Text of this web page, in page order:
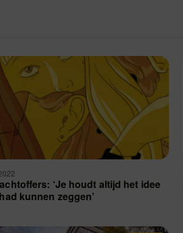
‘Je houdt altijd het idee
kunnen zeggen’